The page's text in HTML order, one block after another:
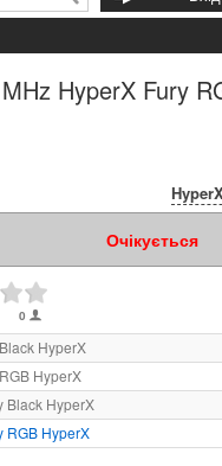
HyperX Fury
Очікується
0
HyperX
HyperX
Black HyperX
RGB HyperX